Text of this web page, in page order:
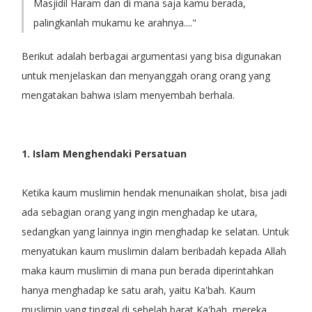
Masjidil Haram dan di mana saja kamu berada,
palingkanlah mukamu ke arahnya...."
Berikut adalah berbagai argumentasi yang bisa digunakan
untuk menjelaskan dan menyanggah orang orang yang
mengatakan bahwa islam menyembah berhala.
1. Islam Menghendaki Persatuan
Ketika kaum muslimin hendak menunaikan sholat, bisa jadi
ada sebagian orang yang ingin menghadap ke utara,
sedangkan yang lainnya ingin menghadap ke selatan. Untuk
menyatukan kaum muslimin dalam beribadah kepada Allah
maka kaum muslimin di mana pun berada diperintahkan
hanya menghadap ke satu arah, yaitu Ka'bah. Kaum